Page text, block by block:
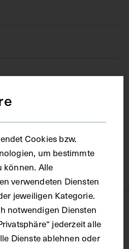
Cookies bzw.
um bestimmte
können. Alle
verwendeten Diensten
jeweiligen Kategorie.
notwendigen Diensten
jederzeit alle
Dienste ablehnen oder